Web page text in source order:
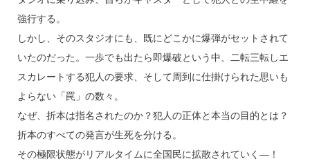
強行する。
しかし、そのスタジオにも、既にどこかに爆弾がセットされて
いたのだった。一歩でも出たら即爆破という中、二転三転しエ
スカレートする犯人の要求、そして周到に仕掛けられた思いも
よらない「罠」の数々。
なぜ、折本は指名されたのか？犯人の正体と本当の目的とは？
折本のすべての発言が生死を分ける。
その極限状態がリアルタイムに全国民に拡散されていく—！